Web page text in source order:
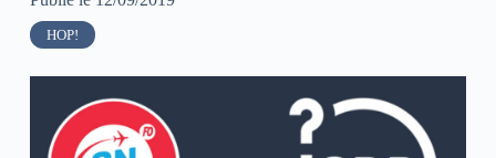
HOP!